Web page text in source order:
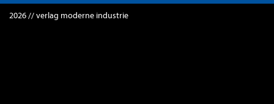
2026 // verlag moderne industrie